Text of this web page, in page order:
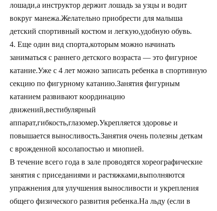
лошади,а инструктор держит лошадь за узцы и водит
вокруг манежа.Желательно приобрести для малыша
детский спортивный костюм и легкую,удобную обувь.
4. Еще один вид спорта,которым можно начинать
заниматься с раннего детского возраста — это фигурное
катание.Уже с 4 лет можно записать ребенка в спортивную
секцию по фигурному катанию.Занятия фигурным
катанием развивают координацию
движений,вестибулярный
аппарат,гибкость,глазомер.Укрепляется здоровье и
повышается выносливость.Занятия очень полезны деткам
с врожденной косолапостью и миопией.
В течение всего года в зале проводятся хореографические
занятия с приседаниями и растяжками,выполняются
упражнения для улучшения выносливости и укрепления
общего физического развития ребенка.На льду (если в